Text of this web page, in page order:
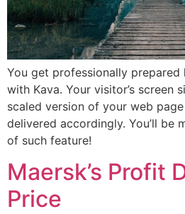
You get professionally prepared
with Kava. Your visitor’s screen
scaled version of your web
delivered accordingly. You’ll be
of such feature!
Maersk’s Profit
Price